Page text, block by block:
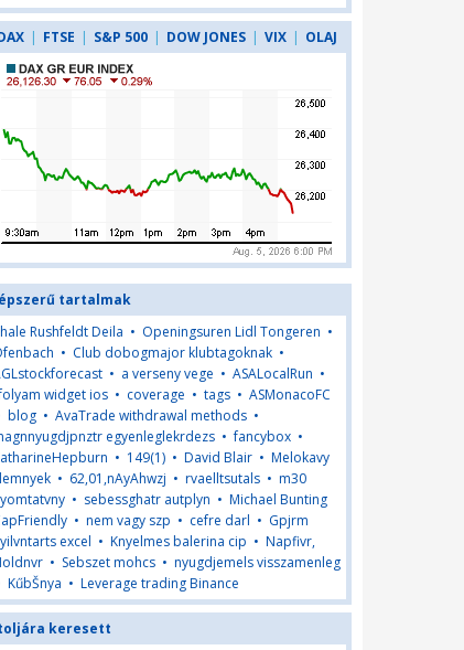
| FTSE | S&P 500 | DOW JONES | VIX | OLAJ
tartalmak
Rushfeldt Deila • Openingsuren Lidl Tongeren •
• Club dobogmajor klubtagoknak •
• a verseny vege • ASALocalRun •
widget ios • coverage • tags • ASMonacoFC
blog • AvaTrade withdrawal methods •
egyenleglekrdezs •fancybox •
• 149(1) • David Blair • Melokavy
• 62,01,nAyAhwzj • rvaelltsutals • m30
• sebessghatr autplyn • Michael Bunting
• nem vagy szp • cefre darl • Gpjrm
excel • Knyelmes balerina cip • Napfivr,
• Sebszet mohcs • nyugdjemels visszamenleg
KűbŠnya • Leverage trading Binance
keresett